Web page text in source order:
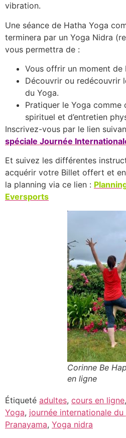
vibration.
Une séance de Hatha Yoga
terminera par un Yoga Nidra
vous permettra de :
Vous offrir un moment
Découvrir ou redécouvrir
du Yoga.
Pratiquer le Yoga
spirituel et d’entretien
Inscrivez-vous par le lien
spéciale Journée
Et suivez les différentes
acquérir votre Billet offert et
la planning via ce lien :
Eversports
Corinne Be
en ligne
Étiqueté adultes, cours en ligne,
Yoga, journée internationale du
Pranayama, Yoga nidra